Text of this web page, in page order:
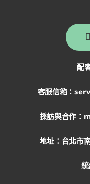
配
客服信箱：
採訪與合作：
地址： 台北市